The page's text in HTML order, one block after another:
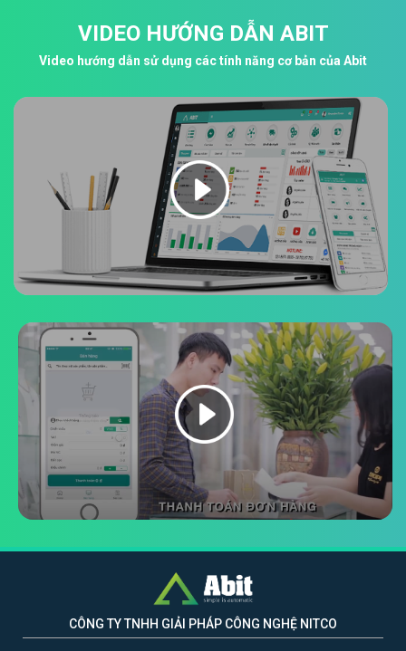
VIDEO HƯỚNG DẪN ABIT
Video hướng dẫn sử dụng các tính năng cơ bản của Abit
CÔNG TY TNHH GIẢI PHÁP CÔNG NGHỆ NITCO